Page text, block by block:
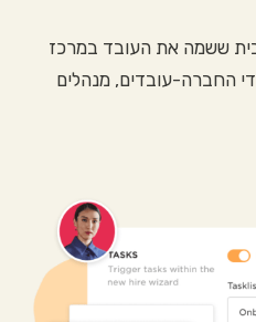
ששמה את העובד במרכז
החברה-עובדים, מנהלים